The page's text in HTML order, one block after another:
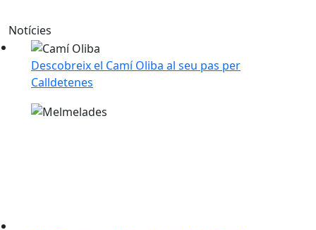
Notícies
Descobreix el Camí Oliba al seu pas per
Calldetenes